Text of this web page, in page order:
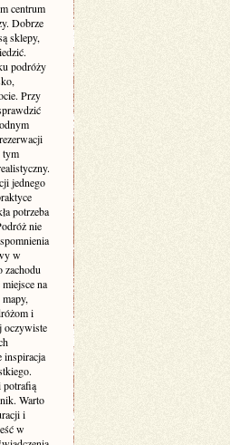
centrum
Dobrze
sklepy,
podróży
Przy
tym
jednego
potrzeba
nie
w
zachodu
na
i
oczywiste
inspiracja
potrafią
Warto
i
w